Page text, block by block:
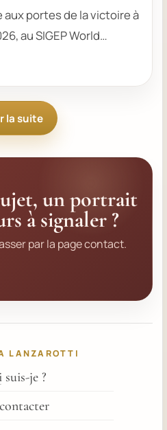
aux portes de la victoire à
au SIGEP World…
la suite
un portrait
à signaler ?
par la page contact.
LANZAROTTI
suis-je ?